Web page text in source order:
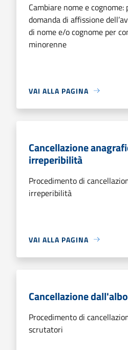
Cambiare nome e
domanda di affissione
di nome e/o cognome per
minorenne
VAI ALLA PAGINA
Cancellazione
irreperibilità
Procedimento di
irreperibilità
VAI ALLA PAGINA
Cancellazione
Procedimento di
scrutatori